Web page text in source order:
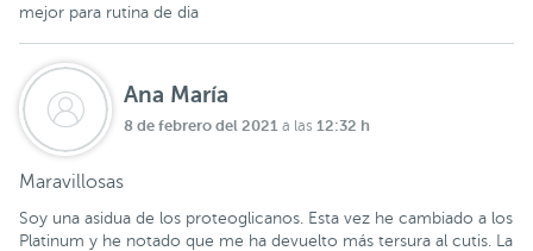
mejor para rutina de dia
Ana María
8 de febrero del 2021 a las 12:32 h
Maravillosas
Soy una asidua de los proteoglicanos. Esta vez he cambiado a los
Platinum y he notado que me ha devuelto más tersura al cutis. La